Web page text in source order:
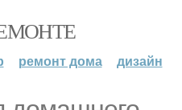
ремонт дома дизайн